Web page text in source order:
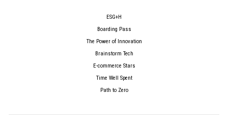
ESG+H
Boarding Pass
The Power of Innovation
Brainstorm Tech
E-commerce Stars
Time Well Spent
Path to Zero